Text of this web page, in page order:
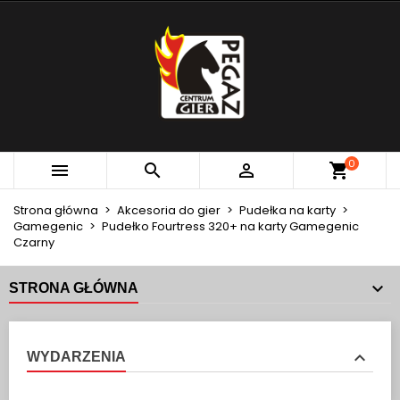
   0
Strona główna Akcesoria do gier
Pudełka na karty
Gamegenic
Pudełko Fourtress 320+ na karty Gamegenic
Czarny
STRONA GŁÓWNA
WYDARZENIA
MOJE LISTY ŻYCZEŃ
Utwórz nową listę
UTWÓRZ LISTĘ ŻYCZEŃ
Utwórz listę życzeń
ZALOGUJ SIĘ
MUSISZ BYĆ ZALOGOWANY BY ZAPISAĆ PRODUKTY
NA SWOJEJ LIŚCIE ŻYCZEŃ.
Anuluj Zaloguj się